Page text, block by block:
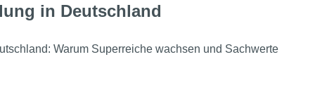
in Deutschland
Warum Superreiche wachsen und Sachwerte